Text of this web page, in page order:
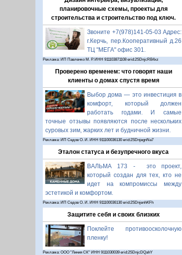
планировочные схемы, проекты для
строительства и строительство под ключ.
Звоните +7(978)141-05-03 Адрес:
г.Керчь, пер.Кооперативный д.26
ТЦ "МЕГА" офис 301.
Реклама: ИП Павленко М. Р. ИНН 911103871108 erid:2SDnjcRB4xz
Проверено временем: что говорят наши
клиенты о домах спустя время
Выбор дома — это инвестиция в
комфорт, который должен
работать годами. И самые
точные отзывы появляются после нескольких
суровых зим, жарких лет и будничной жизни.
Реклама: ИП Седов О. И. ИНН 911100036130 erid:2SDnjegnNa7
Эталон статуса и безупречного вкуса
ВАЛЬМА 173 - это проект,
который создан для тех, кто не
идет на компромиссы между
эстетикой и комфортом.
Реклама: ИП Седов О. И. ИНН 911100036130 erid:2SDnjenhKFh
Защитите себя и своих близких
Поклейте противоосколочную
пленку!
Реклама: ООО "Линия СК" ИНН 9111030039 erid:2SDnjcDQahY